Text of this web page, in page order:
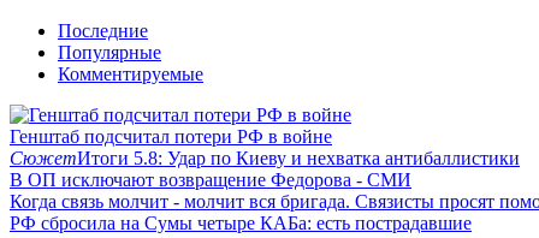
Последние
Популярные
Комментируемые
Генштаб подсчитал потери РФ в войне
СюжетИтоги 5.8: Удар по Киеву и нехватка антибаллистики
В ОП исключают возвращение Федорова - СМИ
Когда связь молчит - молчит вся бригада. Связисты просят
РФ сбросила на Сумы четыре КАБа: есть пострадавшие